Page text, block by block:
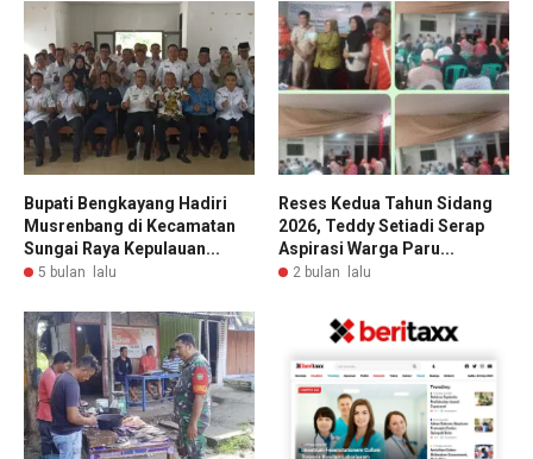
Bupati Bengkayang Hadiri
Musrenbang di Kecamatan
Sungai Raya Kepulauan...
5 bulan lalu
Reses Kedua Tahun Sidang
2026, Teddy Setiadi Serap
Aspirasi Warga Paru...
2 bulan lalu